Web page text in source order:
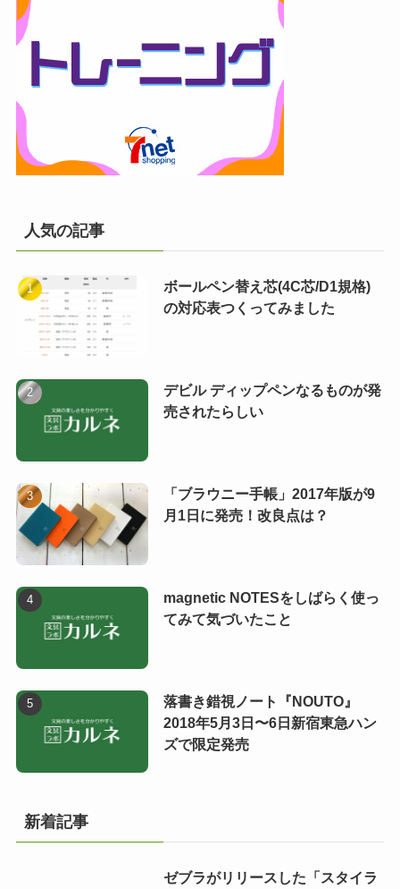
人気の記事
ボールペン替え芯(4C芯/D1規格)
の対応表つくってみました
デビル ディップペンなるものが発
売されたらしい
「ブラウニー手帳」2017年版が9
月1日に発売！改良点は？
magnetic NOTESをしばらく使っ
てみて気づいたこと
落書き錯視ノート『NOUTO』
2018年5月3日〜6日新宿東急ハン
ズで限定発売
新着記事
ゼブラがリリースした「スタイラ